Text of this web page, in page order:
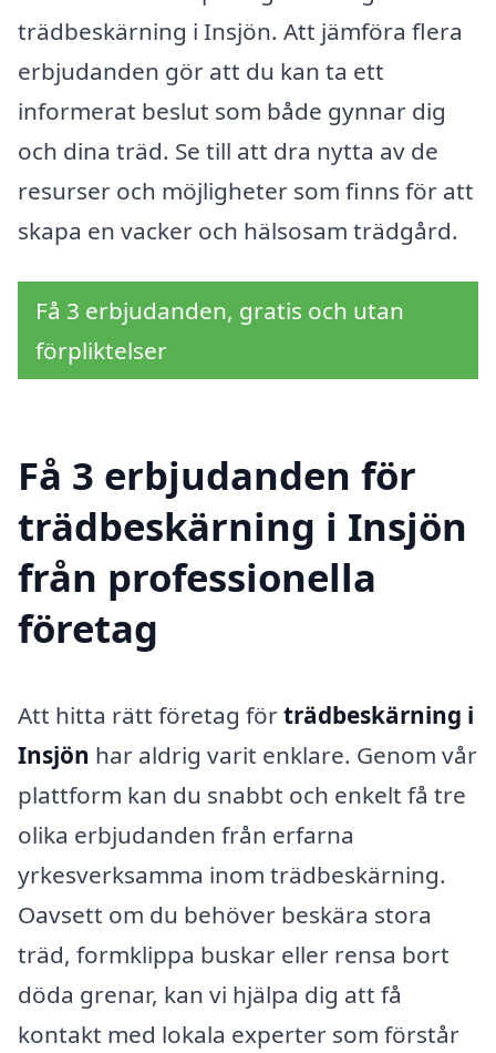
trädbeskärning i Insjön. Att jämföra flera
erbjudanden gör att du kan ta ett
informerat beslut som både gynnar dig
och dina träd. Se till att dra nytta av de
resurser och möjligheter som finns för att
skapa en vacker och hälsosam trädgård.
Få 3 erbjudanden, gratis och utan
förpliktelser
Få 3 erbjudanden för
trädbeskärning i Insjön
från professionella
företag
Att hitta rätt företag förträdbeskärning i
Insjön har aldrig varit enklare. Genom vår
plattform kan du snabbt och enkelt få tre
olika erbjudanden från erfarna
yrkesverksamma inom trädbeskärning.
Oavsett om du behöver beskära stora
träd, formklippa buskar eller rensa bort
döda grenar, kan vi hjälpa dig att få
kontakt med lokala experter som förstår